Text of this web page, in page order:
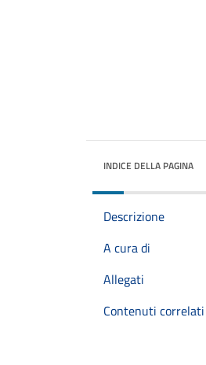
INDICE DELLA PAGINA
Descrizione
A cura di
Allegati
Contenuti correlati